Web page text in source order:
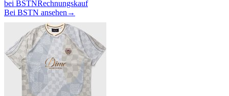
bei BSTNRechnungskauf
Bei BSTN ansehen →